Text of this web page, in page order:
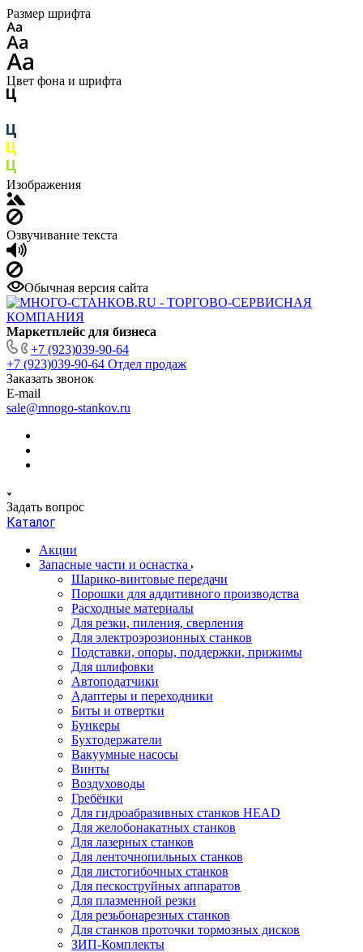
Размер шрифта
Цвет фона и шрифта
Изображения
Озвучивание текста
Обычная версия сайта
Маркетплейс для бизнеса
+7 (923)039-90-64
+7 (923)039-90-64 Отдел продаж
Заказать звонок
E-mail
sale@mnogo-stankov.ru
Задать вопрос
Каталог
Акции
Запасные части и оснастка
Шарико-винтовые передачи
Порошки для аддитивного производства
Расходные материалы
Для резки, пиления, сверления
Для электроэрозионных станков
Подставки, опоры, поддержки, прижимы
Для шлифовки
Автоподатчики
Адаптеры и переходники
Биты и отвертки
Бункеры
Бухтодержатели
Вакуумные насосы
Винты
Воздуховоды
Гребёнки
Для гидроабразивных станков HEAD
Для желобонакатных станков
Для лазерных станков
Для ленточнопильных станков
Для листогибочных станков
Для пескоструйных аппаратов
Для плазменной резки
Для резьбонарезных станков
Для станков проточки тормозных дисков
ЗИП-Комплекты